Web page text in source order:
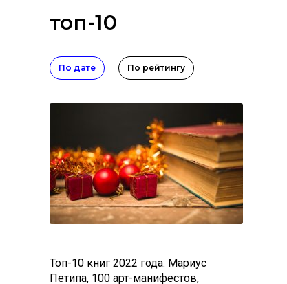
топ-10
По дате По рейтингу
Топ-10 книг 2022 года: Мариус
Петипа, 100 арт-манифестов,